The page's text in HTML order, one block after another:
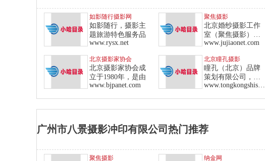
如影随行摄影网
如影随行，摄影主
题旅游特色服务品
www.rysx.net
聚焦摄影
北京婚纱摄影工作
室（聚焦摄影）中
国
www.jujiaonet.com
北京摄影家协会
北京摄影家协会成
立于1980年，是由
www.bjpanet.com
北京瞳孔摄影
瞳孔（北京）品牌
策划有限公司，简
称瞳
www.tongkongshishang.com
广州市八景摄影冲印有限公司热门推荐
聚焦摄影 纳金网